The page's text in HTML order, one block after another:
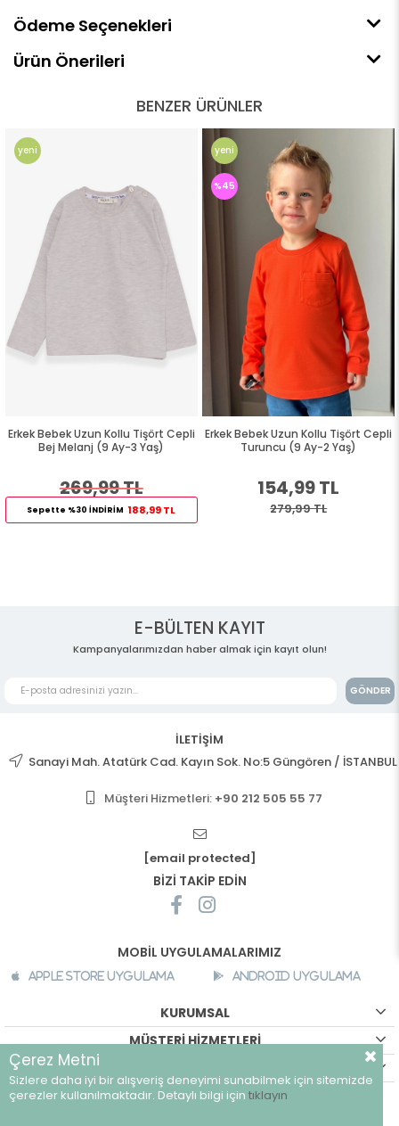
Ödeme Seçenekleri
Ürün Önerileri
BENZER ÜRÜNLER
Erkek Bebek Uzun Kollu Tişört Cepli
Bej Melanj (9 Ay-3 Yaş)
269,99 TL
Sepette %30 İNDİRİM 188,99 TL
yeni
Erkek Bebek Uzun Kollu Tişört Cepli
Turuncu (9 Ay-2 Yaş)
154,99 TL
279,99 TL
%45
yeni
ürün
E-BÜLTEN KAYIT
Kampanyalarımızdan haber almak için kayıt olun!
GÖNDER
İLETİŞİM
Sanayi Mah. Atatürk Cad. Kayın Sok. No:5 Güngören / İSTANBUL
Müşteri Hizmetleri: +90 212 505 55 77
[email protected]
BİZİ TAKİP EDİN
MOBİL UYGULAMALARIMIZ
Apple Store Uygulama Android Uygulama
KURUMSAL
MÜŞTERİ HİZMETLERİ
©breeze.com.tr - Tüm hakları saklıdır.
Çerez Metni
Sizlere daha iyi bir alışveriş deneyimi sunabilmek için sitemizde
çerezler kullanılmaktadır. Detaylı bilgi için tıklayın